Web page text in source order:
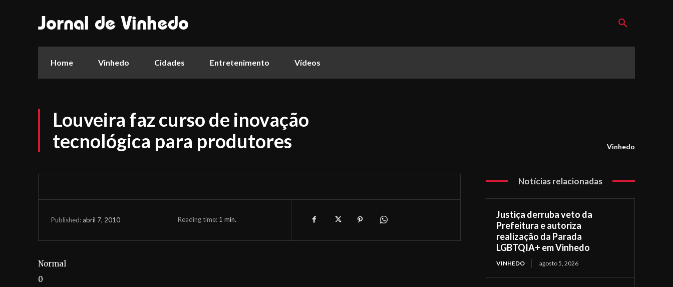
Jornal de Vinhedo
Home Vinhedo Cidades Entretenimento Vídeos
Louveira faz curso de inovação
tecnológica para produtores
Vinhedo
Published: abril 7, 2010 Reading time: 1 min.
Normal
0
Notícias relacionadas
Justiça derruba veto da
Prefeitura e autoriza
realização da Parada
LGBTQIA+ em Vinhedo
VINHEDO agosto 5, 2026